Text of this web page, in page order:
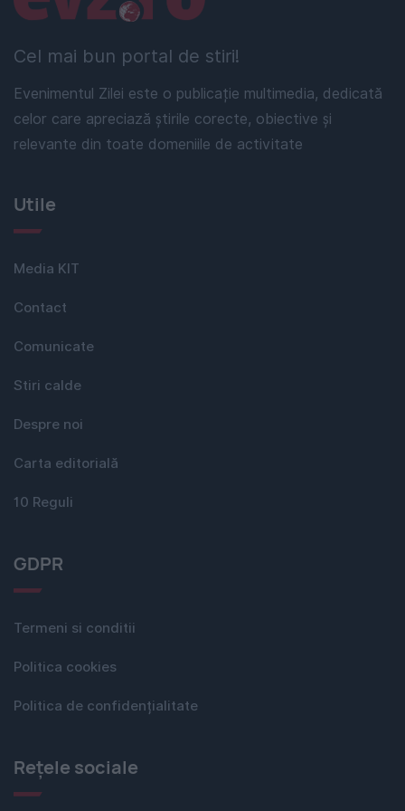
Cel mai bun portal de stiri!
Evenimentul Zilei este o publicație multimedia, dedicată
celor care apreciază știrile corecte, obiective și
relevante din toate domeniile de activitate
Utile
Media KIT
Contact
Comunicate
Stiri calde
Despre noi
Carta editorială
10 Reguli
GDPR
Termeni si conditii
Politica cookies
Politica de confidențialitate
Rețele sociale